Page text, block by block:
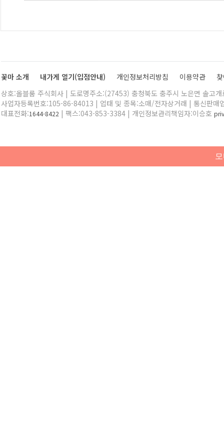
꽃마 소개 내가게 열기(입점안내) 개인정보처리방침 이용약관
상호:올블룸 주식회사 | 도로명주소:(27453) 충청북도 충주시 노은면 솔고
사업자등록번호:105-86-84013 | 업태 및 종목:소매/전자상거래 | 통신판매
대표전화:1644-8422 | 팩스:043-853-3384 | 개인정보관리책임자:이승호